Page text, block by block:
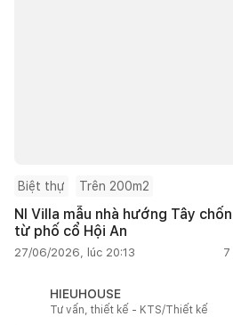
Biệt thự Trên 200m2
NI Villa mẫu nhà hướng Tây
từ phố cổ Hội An
27/06/2026, lúc 20:13 7
HIEUHOUSE
Tư vấn, thiết kế - KTS/Thiết kế